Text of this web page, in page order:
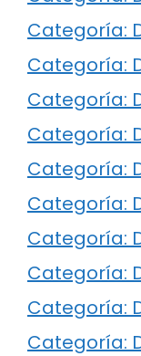
Categoría:
Categoría:
Categoría:
Categoría:
Categoría:
Categoría:
Categoría:
Categoría:
Categoría:
Categoría: